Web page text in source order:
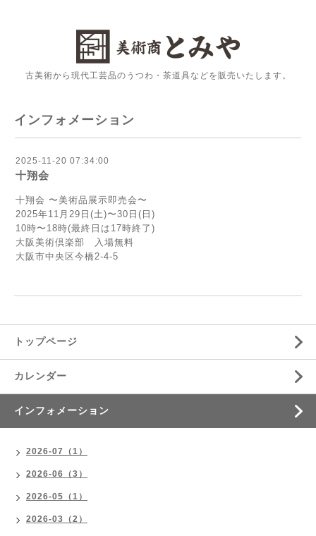
古美術から現代工芸品のうつわ・茶道具などを販売いたします。
インフォメーション
2025-11-20 07:34:00
十翔会
十翔会 〜美術品展示即売会〜
2025年11月29日(土)〜30日(日)
10時〜18時(最終日は17時終了)
大阪美術倶楽部 入場無料
大阪市中央区今橋2-4-5
トップページ
カレンダー
インフォメーション
2026-07（1）
2026-06（3）
2026-05（1）
2026-03（2）